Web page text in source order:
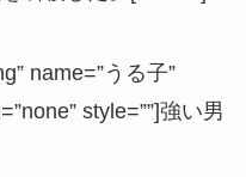
name=”うる子”
style=””]強い男